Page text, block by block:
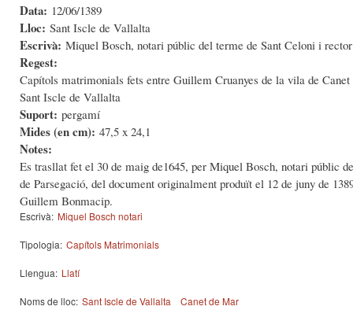
Data: 12/06/1389
Lloc: Sant Iscle de Vallalta
Escrivà: Miquel Bosch, notari públic del terme de Sant Celoni i
Regest:
Capítols matrimonials fets entre Guillem Cruanyes de la vila de
Sant Iscle de Vallalta
Suport: pergamí
Mides (en cm): 47,5 x 24,1
Notes:
Es trasllat fet el 30 de maig de1645, per Miquel Bosch, notari públic
de Parsegació, del document originalment produït el 12 de juny de
Guillem Bonmacip.
Escrivà: Miquel Bosch notari
Tipologia: Capítols Matrimonials
Llengua: Llatí
Noms de lloc: Sant Iscle de Vallalta Canet de Mar